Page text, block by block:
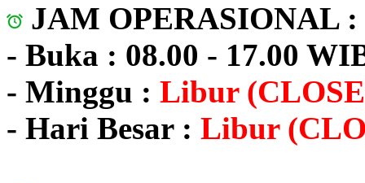
JAM OPERASIONAL :
- Buka : 08.00 - 17.00
- Minggu : Libur
- Hari Besar : Libur